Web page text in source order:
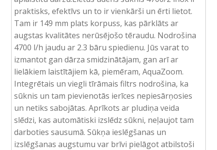
praktisks, efektīvs un to ir vienkārši un ērti lietot.
Tam ir 149 mm plats korpuss, kas pārklāts ar
augstas kvalitātes nerūsējošo tēraudu. Nodrošina
4700 l/h jaudu ar 2.3 bāru spiedienu. Jūs varat to
izmantot gan dārza smidzinātājam, gan arī ar
lielākiem laistītājiem kā, piemēram, AquaZoom.
Integrētais un viegli tīrāmais filtrs nodrošina, ka
sūknis un tam pievienotās ierīces nepiesārņosies
un netiks sabojātas. Aprīkots ar pludiņa veida
slēdzi, kas automātiski izslēdz sūkni, neļaujot tam
darboties sausumā. Sūkņa ieslēgšanas un
izslēgšanas augstumu var brīvi pielāgot atbilstoši